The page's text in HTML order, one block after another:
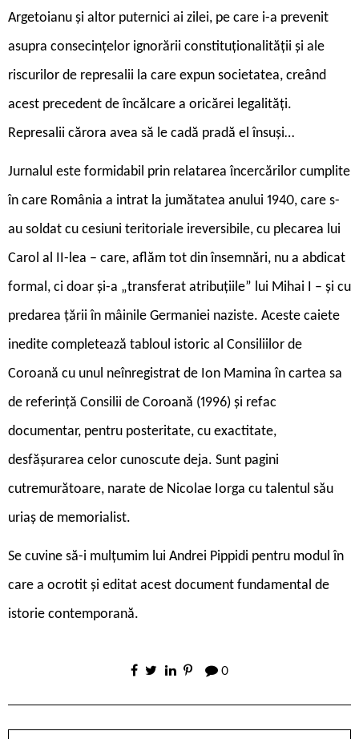
Argetoianu și altor puternici ai zilei, pe care i-a prevenit
asupra consecințelor ignorării constituționalității și ale
riscurilor de represalii la care expun societatea, creând
acest precedent de încălcare a oricărei legalități.
Represalii cărora avea să le cadă pradă el însuși…
Jurnalul este formidabil prin relatarea încercărilor cumplite
în care România a intrat la jumătatea anului 1940, care s-
au soldat cu cesiuni teritoriale ireversibile, cu plecarea lui
Carol al II-lea – care, aflăm tot din însemnări, nu a abdicat
formal, ci doar și-a „transferat atribuțiile” lui Mihai I – și cu
predarea țării în mâinile Germaniei naziste. Aceste caiete
inedite completează tabloul istoric al Consiliilor de
Coroană cu unul neînregistrat de Ion Mamina în cartea sa
de referință Consilii de Coroană (1996) și refac
documentar, pentru posteritate, cu exactitate,
desfășurarea celor cunoscute deja. Sunt pagini
cutremurătoare, narate de Nicolae Iorga cu talentul său
uriaș de memorialist.
Se cuvine să-i mulțumim lui Andrei Pippidi pentru modul în
care a ocrotit și editat acest document fundamental de
istorie contemporană.
0